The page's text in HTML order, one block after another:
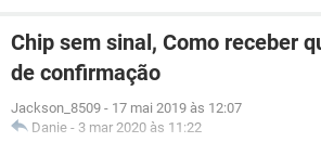
Chip sem sinal, Como receber
de confirmação
Jackson_8509 - 17 mai 2019 às 12:07
Danie - 3 mar 2020 às 11:22